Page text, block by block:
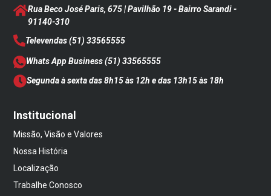
Rua Beco José Paris, 675 | Pavilhão 19 - Bairro Sarandi-
91140-310
Televendas(51) 33565555
Whats App Business(51) 33565555
Segunda à sexta das 8h15 às 12h e das 13h15 às 18h
Institucional
Missão, Visão e Valores
Nossa História
Localização
Trabalhe Conosco